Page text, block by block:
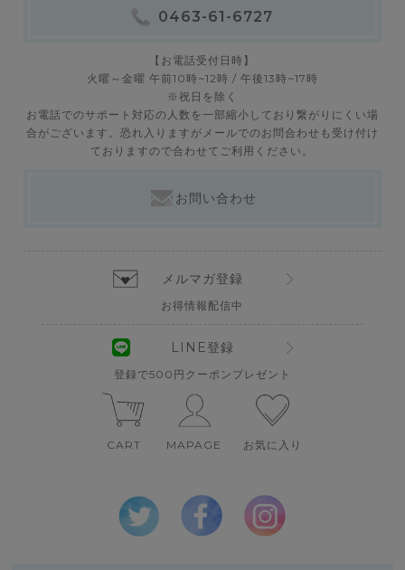
0463-61-6727
【お電話受付日時】
火曜～金曜 午前10時~12時 / 午後13時~17時
※祝日を除く
お電話でのサポート対応の人数を一部縮小しており繋がりにくい場
合がございます。恐れ入りますがメールでのお問合わせも受け付け
ておりますので合わせてご利用ください。
お問い合わせ
メルマガ登録
お得情報配信中
LINE登録
登録で500円クーポンプレゼント
CART MAPAGE お気に入り